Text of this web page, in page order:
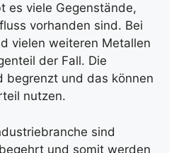
es viele Gegenstände,
vorhanden sind. Bei
vielen weiteren Metallen
der Fall. Die
begrenzt und das können
nutzen.
sind
und somit werden